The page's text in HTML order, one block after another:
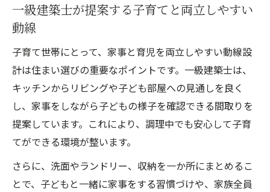
一級建築士が提案する子育てと両立しやすい
動線
子育て世帯にとって、家事と育児を両立しやすい動線設
計は住まい選びの重要なポイントです。一級建築士は、
キッチンからリビングや子ども部屋への見通しを良く
し、家事をしながら子どもの様子を確認できる間取りを
提案しています。これにより、調理中でも安心して子育
てができる環境が整います。
さらに、洗面やランドリー、収納を一か所にまとめるこ
とで、子どもと一緒に家事をする習慣づけや、家族全員